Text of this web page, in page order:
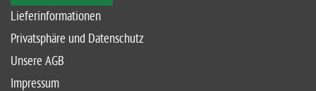
Lieferinformationen
Privatsphäre und Datenschutz
Unsere AGB
Impressum